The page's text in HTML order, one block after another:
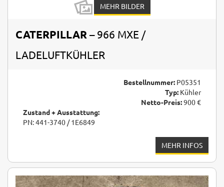
MEHR BILDER
CATERPILLAR – 966 MXE /
LADELUFTKÜHLER
Bestellnummer: P05351
Typ: Kühler
Netto-Preis:900 €
Zustand + Ausstattung:
PN: 441-3740 / 1E6849
MEHR INFOS